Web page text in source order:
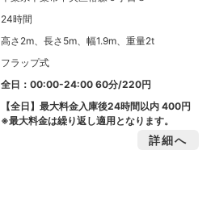
24時間
高さ2m、長さ5m、幅1.9m、重量2t
フラップ式
全日：00:00-24:00 60分/220円
【全日】最大料金入庫後24時間以内400円
※最大料金は繰り返し適用となります。
詳細へ